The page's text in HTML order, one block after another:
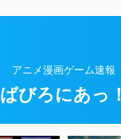
アニメ漫画ゲーム速報
ばびろにあっ！